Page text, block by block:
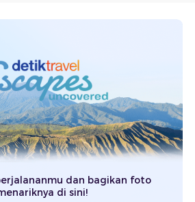
dan bagikan foto
di sini!